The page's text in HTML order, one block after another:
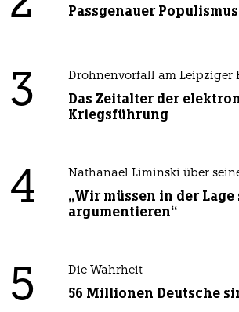
Passgenauer Populismus
3 Drohnenvorfall am Leipziger
Das Zeitalter der
Kriegsführung
4 Nathanael Liminski über
„Wir müssen in der Lage
argumentieren“
5 Die Wahrheit
56 Millionen Deutsche